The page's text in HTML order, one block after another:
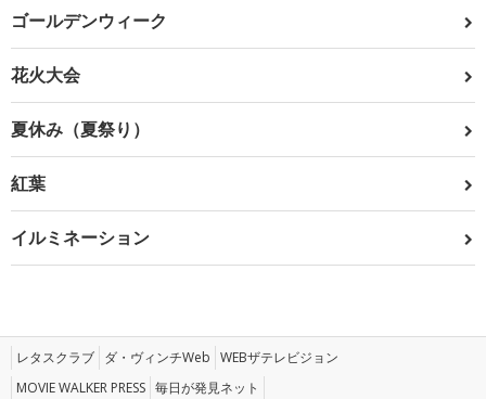
ゴールデンウィーク
花火大会
夏休み（夏祭り）
紅葉
イルミネーション
レタスクラブ ダ・ヴィンチWeb WEBザテレビジョン
MOVIE WALKER PRESS 毎日が発見ネット